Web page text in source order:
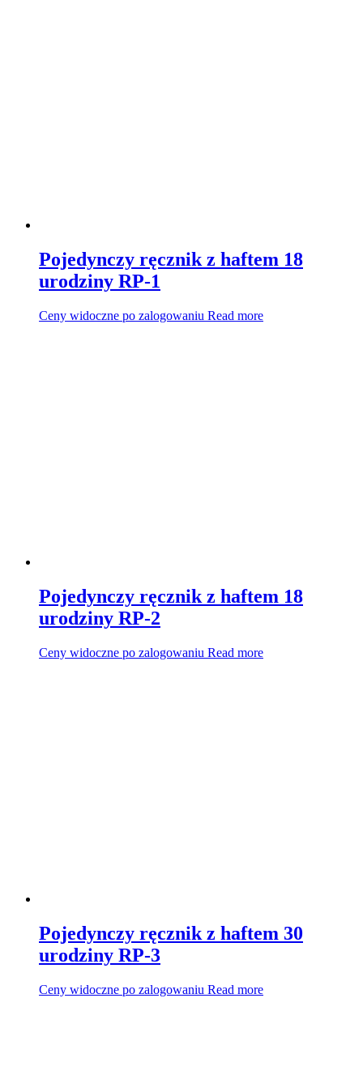
Pojedynczy ręcznik z haftem 18
urodziny RP-1
Ceny widoczne po zalogowaniu Read more
Pojedynczy ręcznik z haftem 18
urodziny RP-2
Ceny widoczne po zalogowaniu Read more
Pojedynczy ręcznik z haftem 30
urodziny RP-3
Ceny widoczne po zalogowaniu Read more